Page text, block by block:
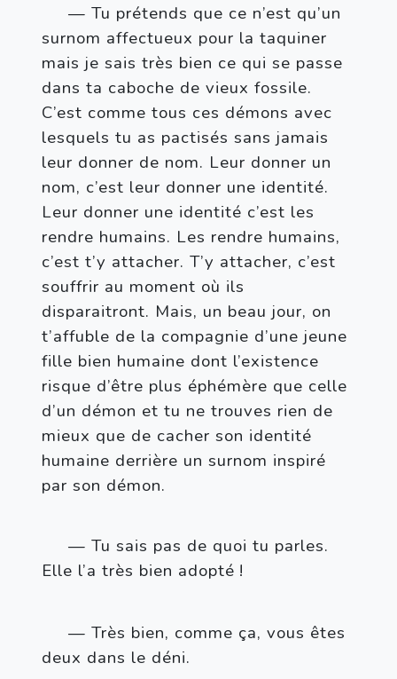
— Tu prétends que ce n’est qu’un
surnom affectueux pour la taquiner
mais je sais très bien ce qui se passe
dans ta caboche de vieux fossile.
C’est comme tous ces démons avec
lesquels tu as pactisés sans jamais
leur donner de nom. Leur donner un
nom, c’est leur donner une identité.
Leur donner une identité c’est les
rendre humains. Les rendre humains,
c’est t’y attacher. T’y attacher, c’est
souffrir au moment où ils
disparaitront. Mais, un beau jour, on
t’affuble de la compagnie d’une jeune
fille bien humaine dont l’existence
risque d’être plus éphémère que celle
d’un démon et tu ne trouves rien de
mieux que de cacher son identité
humaine derrière un surnom inspiré
par son démon.
— Tu sais pas de quoi tu parles.
Elle l’a très bien adopté !
— Très bien, comme ça, vous êtes
deux dans le déni.